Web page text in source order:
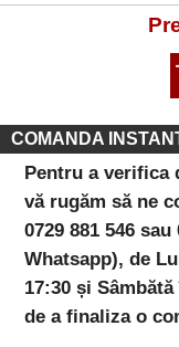
COMANDA
Pentru a verifica
vă rugăm să ne
0729 881 546
Whatsapp), de
17:30 și
de a finaliza o